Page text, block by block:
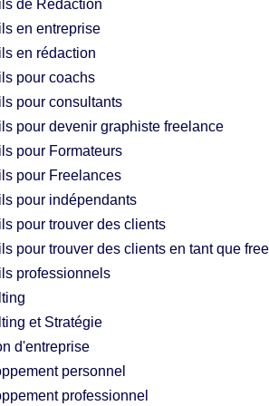
de Rédaction
en entreprise
en rédaction
pour coachs
pour consultants
pour devenir graphiste freelance
pour Formateurs
pour Freelances
pour indépendants
pour trouver des clients
pour trouver des clients en tant que
professionnels
et Stratégie
d'entreprise
personnel
professionnel